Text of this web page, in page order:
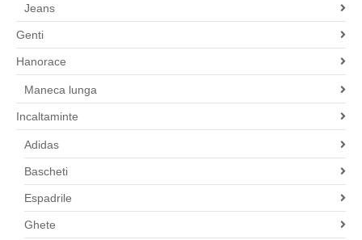
Jeans
Genti
Hanorace
Maneca lunga
Incaltaminte
Adidas
Bascheti
Espadrile
Ghete